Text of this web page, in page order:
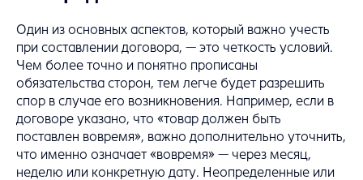
Один из основных аспектов, который важно учесть
при составлении договора, — это четкость условий.
Чем более точно и понятно прописаны
обязательства сторон, тем легче будет разрешить
спор в случае его возникновения. Например, если в
договоре указано, что «товар должен быть
поставлен вовремя», важно дополнительно уточнить,
что именно означает «вовремя» — через месяц,
неделю или конкретную дату. Неопределенные или